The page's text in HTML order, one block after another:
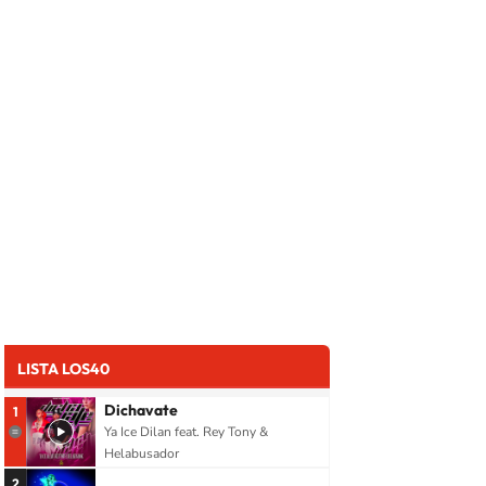
LISTA LOS40
1 Dichavate
Ya Ice Dilan feat. Rey Tony &
Helabusador